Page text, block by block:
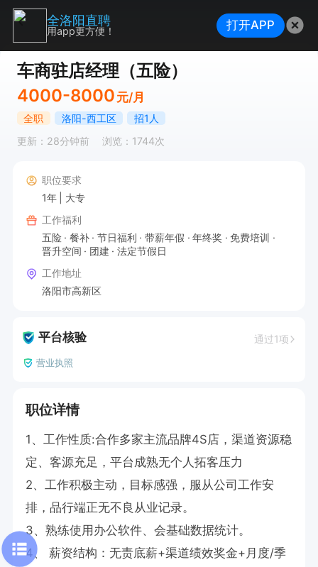
车商驻店经理（五险）
4000-8000 元/月
全职 洛阳-西工区
招1人
更新：28分钟前
浏览：1744次
职位要求
1年
大专
工作福利
五险
餐补 节日福利 带薪年假 年终奖
免费培训
晋升空间
团建
法定节假日
工作地址
洛阳市高新区
平台核验 通过1项
营业执照
职位详情
1、工作性质:合作多家主流品牌4S店，渠道资源稳
定、客源充足，平台成熟无个人拓客压力
2、工作积极主动，目标感强，服从公司工作安
排，品行端正无不良从业记录。
3、熟练使用办公软件、会基础数据统计。
4、 薪资结构：无责底薪+渠道绩效奖金+月度/季
全洛阳直聘
用app更方便！ 打开APP